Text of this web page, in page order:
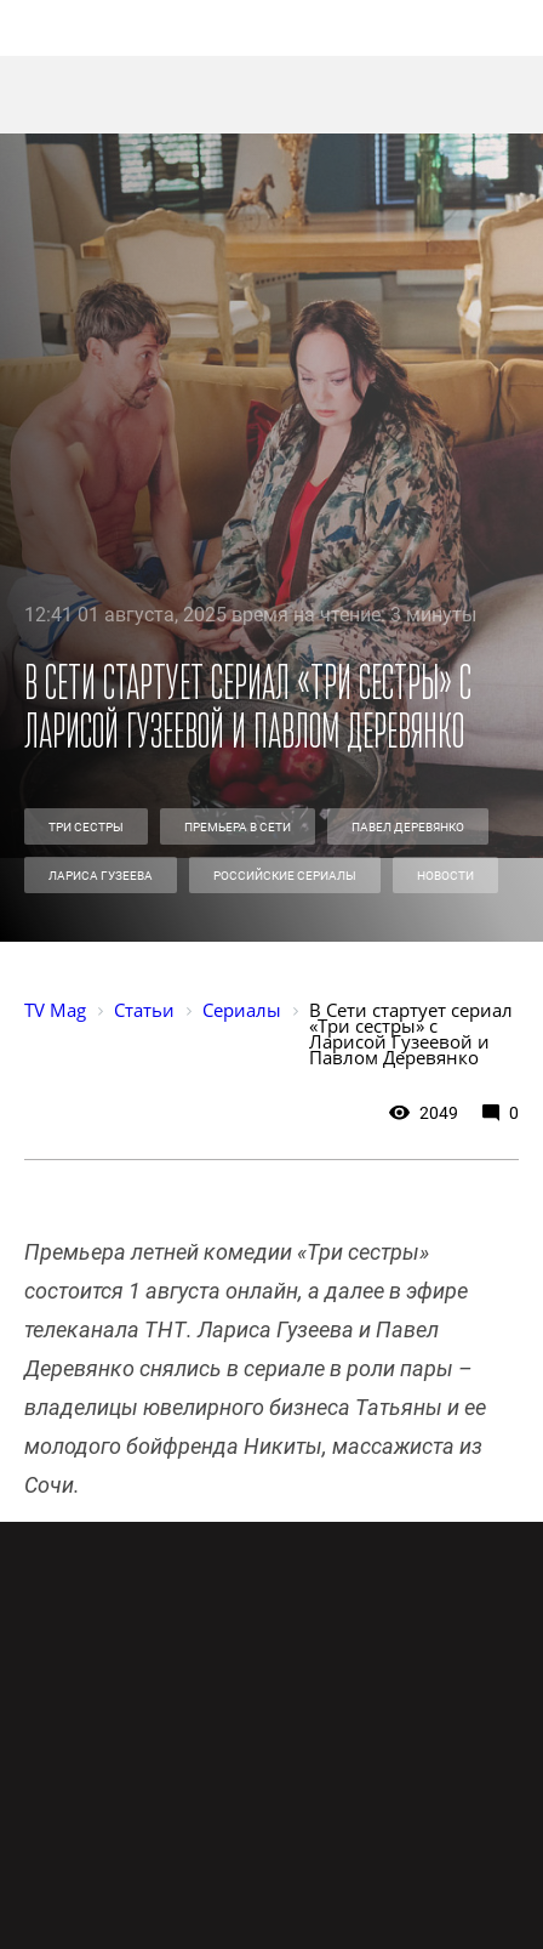
12:41 01 августа, 2025 время на чтение: 3 минуты
В Сети стартует сериал «Три сестры» с
Ларисой Гузеевой и Павлом Деревянко
ТРИ СЕСТРЫ ПРЕМЬЕРА В СЕТИ ПАВЕЛ ДЕРЕВЯНКО
ЛАРИСА ГУЗЕЕВА РОССИЙСКИЕ СЕРИАЛЫ НОВОСТИ
TV Mag Статьи Сериалы В Сети стартует сериал
«Три сестры» с
Ларисой Гузеевой и
Павлом Деревянко
2049 0
Премьера летней комедии «Три сестры»
состоится 1 августа онлайн, а далее в эфире
телеканала ТНТ. Лариса Гузеева и Павел
Деревянко снялись в сериале в роли пары –
владелицы ювелирного бизнеса Татьяны и ее
молодого бойфренда Никиты, массажиста из
Сочи.